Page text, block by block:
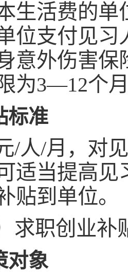
生活费的单
位支付见
意外伤害
为3—12个
标准
/人/月，对
适当提高
贴到单位。
求职创业补
对象